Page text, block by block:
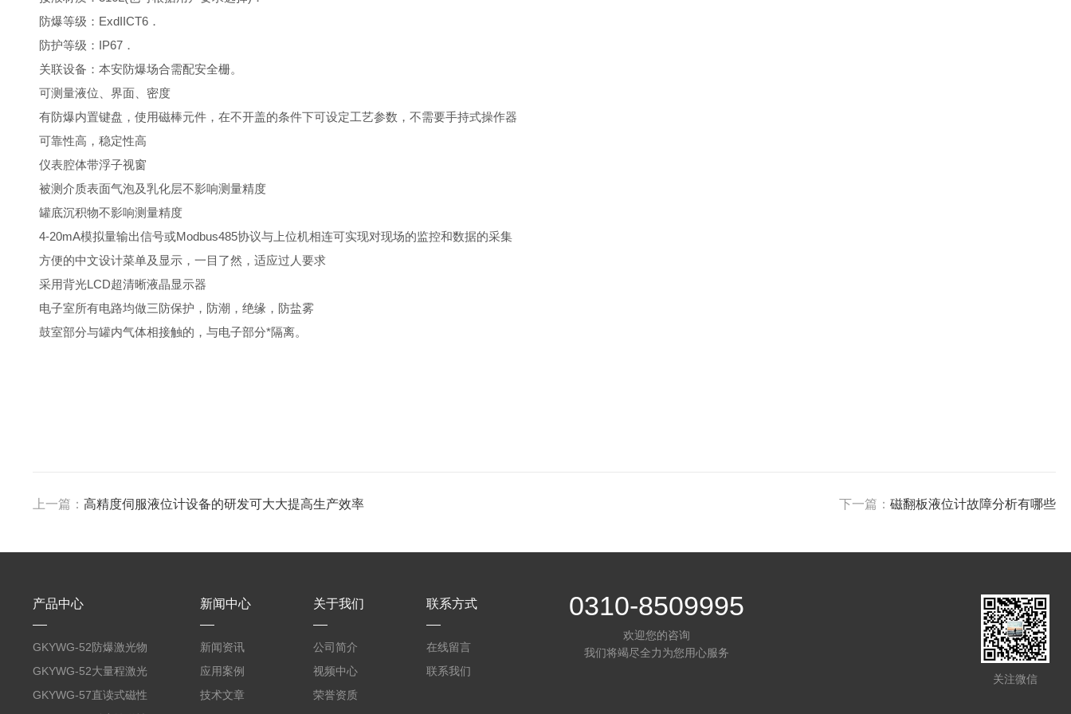
防爆等级：ExdIICT6．
防护等级：IP67．
关联设备：本安防爆场合需配安全栅。
可测量液位、界面、密度
有防爆内置键盘，使用磁棒元件，在不开盖的条件下可设定工艺参数，不需要手持式操作器
可靠性高，稳定性高
仪表腔体带浮子视窗
被测介质表面气泡及乳化层不影响测量精度
罐底沉积物不影响测量精度
4-20mA模拟量输出信号或Modbus485协议与上位机相连可实现对现场的监控和数据的采集
方便的中文设计菜单及显示，一目了然，适应过人要求
采用背光LCD超清晰液晶显示器
电子室所有电路均做三防保护，防潮，绝缘，防盐雾
鼓室部分与罐内气体相接触的，与电子部分*隔离。
上一篇： 高精度伺服液位计设备的研发可大大提高生产效率 下一篇：磁翻板液位计故障分析有哪些
产品中心
GKYWG-52防爆激光物
位计
GKYWG-52大量程激光
物位计
GKYWG-57直读式磁性
新闻中心
新闻资讯
应用案例
技术文章
关于我们
公司简介
视频中心
荣誉资质
联系方式
在线留言
联系我们
0310-8509995
欢迎您的咨询
我们将竭尽全力为您用心服务
关注微信